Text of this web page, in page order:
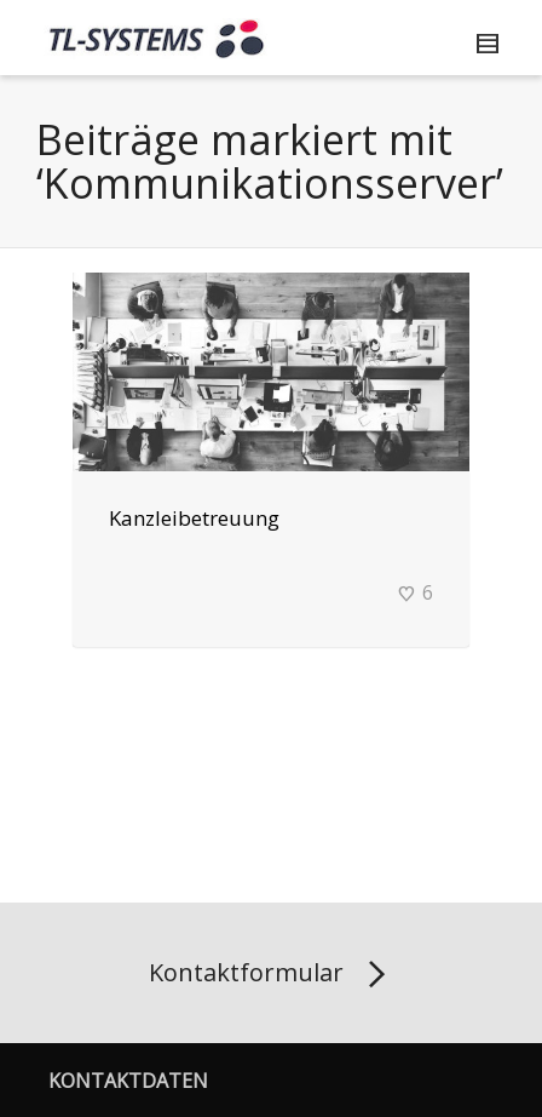
Beiträge markiert mit
‘Kommunikationsserver’
Kanzleibetreuung
6
Kontaktformular
KONTAKTDATEN